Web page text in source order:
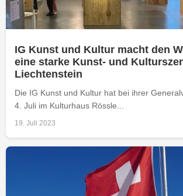
IG Kunst und Kultur macht den
eine starke Kunst- und
Liechtenstein
Die IG Kunst und Kultur hat bei ihrer
4. Juli im Kulturhaus Rössle...
19. Juli 2023